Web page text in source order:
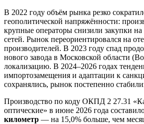
В 2022 году объём рынка резко
геополитической напряжённости:
крупные операторы снизили закупки на
сетей. Рынок переориентировался на
производителей. В 2023 году спад
нового завода в Московской области
локализацию. В 2024–2026 годах
импортозамещения и адаптации к
сохранялись, рынок постепенно
Производство по коду ОКПД 2 27.31
оптические» в июне 2026 года
километр — на 15,0% больше, чем